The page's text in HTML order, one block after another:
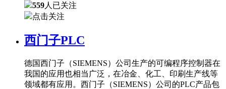
559人已关注
点击关注
西门子PLC
德国西门子（SIEMENS）公司生产的可编程序控制器在
我国的应用也相当广泛，在冶金、化工、印刷生产线等
领域都有应用。西门子（SIEMENS）公司的PLC产品包